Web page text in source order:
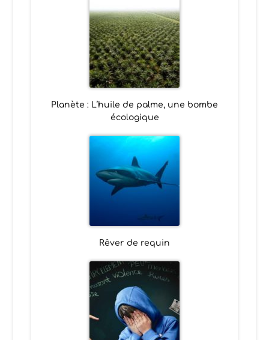
Planète : L’huile de palme, une bombe
écologique
Rêver de requin